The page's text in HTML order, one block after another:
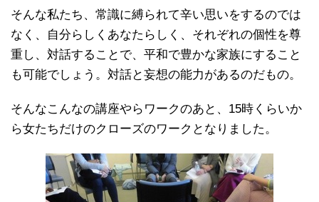
そんな私たち、常識に縛られて辛い思いをするのでは
なく、自分らしくあなたらしく、それぞれの個性を尊
重し、対話することで、平和で豊かな家族にすること
も可能でしょう。対話と妄想の能力があるのだもの。
そんなこんなの講座やらワークのあと、15時くらいか
ら女たちだけのクローズのワークとなりました。